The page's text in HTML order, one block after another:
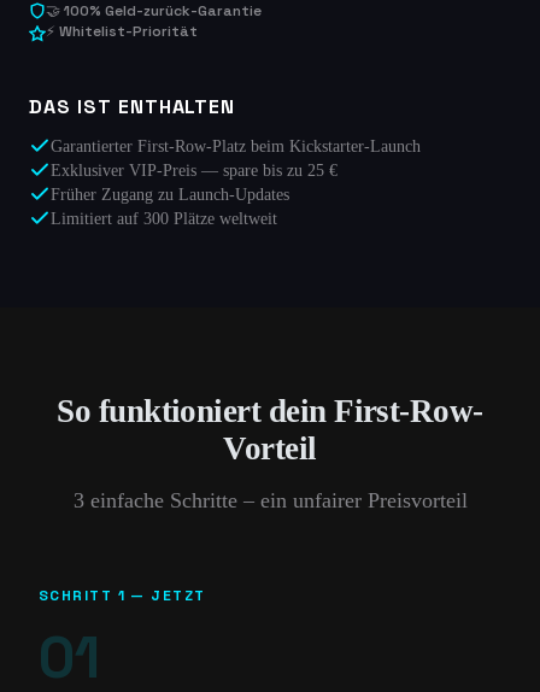
🤝 100% Geld-zurück-Garantie
⚡ Whitelist-Priorität
DAS IST ENTHALTEN
Garantierter First-Row-Platz beim Kickstarter-Launch
Exklusiver VIP-Preis — spare bis zu 25 €
Früher Zugang zu Launch-Updates
Limitiert auf 300 Plätze weltweit
So funktioniert dein First-Row-
Vorteil
3 einfache Schritte – ein unfairer Preisvorteil
SCHRITT 1 — JETZT
01